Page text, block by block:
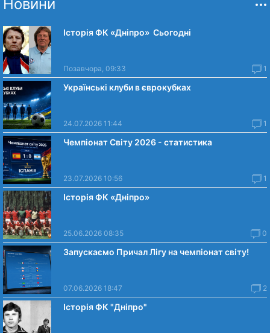
Новини
Історія ФК «Дніпро» Сьогодні
Позавчора, 09:33 1
Українські клуби в єврокубках
24.07.2026 11:44 1
Чемпіонат Світу 2026 - статистика
23.07.2026 10:56 1
Історія ФК «Дніпро»
25.06.2026 08:35 0
Запускаємо Причал Лігу на чемпіонат світу!
07.06.2026 18:47 2
Історія ФК "Дніпро"